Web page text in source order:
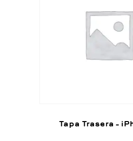
Tapa Trasera –